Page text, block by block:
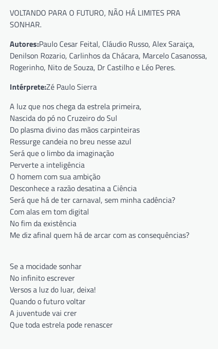
VOLTANDO PARA O FUTURO, NÃO HÁ LIMITES PRA
SONHAR.
Autores:Paulo Cesar Feital, Cláudio Russo, Alex Saraiça,
Denilson Rozario, Carlinhos da Chácara, Marcelo Casanossa,
Rogerinho, Nito de Souza, Dr Castilho e Léo Peres.
Intérprete:Zé Paulo Sierra
A luz que nos chega da estrela primeira,
Nascida do pó no Cruzeiro do Sul
Do plasma divino das mãos carpinteiras
Ressurge candeia no breu nesse azul
Será que o limbo da imaginação
Perverte a inteligência
O homem com sua ambição
Desconhece a razão desatina a Ciência
Será que há de ter carnaval, sem minha cadência?
Com alas em tom digital
No fim da existência
Me diz afinal quem há de arcar com as consequências?
Se a mocidade sonhar
No infinito escrever
Versos a luz do luar, deixa!
Quando o futuro voltar
A juventude vai crer
Que toda estrela pode renascer